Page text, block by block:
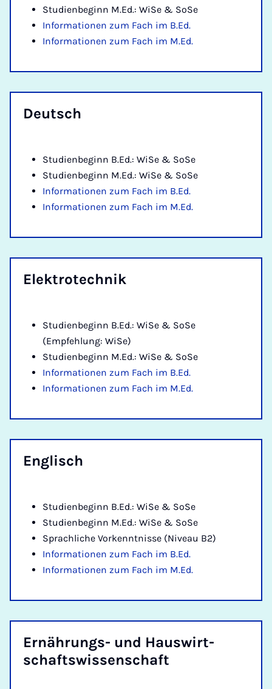
Studienbeginn M.Ed.: WiSe & SoSe
Informationen zum Fach im B.Ed.
Informationen zum Fach im M.Ed.
Deutsch
Studienbeginn B.Ed.: WiSe & SoSe
Studienbeginn M.Ed.: WiSe & SoSe
Informationen zum Fach im B.Ed.
Informationen zum Fach im M.Ed.
Elek­tro­tech­nik
Studienbeginn B.Ed.: WiSe & SoSe
(Empfehlung: WiSe)
Studienbeginn M.Ed.: WiSe & SoSe
Informationen zum Fach im B.Ed.
Informationen zum Fach im M.Ed.
Eng­lisch
Studienbeginn B.Ed.: WiSe & SoSe
Studienbeginn M.Ed.: WiSe & SoSe
Sprachliche Vorkenntnisse (Niveau B2)
Informationen zum Fach im B.Ed.
Informationen zum Fach im M.Ed.
Er­näh­rungs- und Haus­wirt­
schafts­wis­sen­schaft